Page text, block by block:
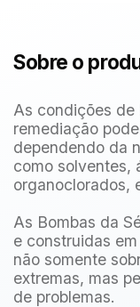
Sobre o
As condições de
remediação
dependendo da
como solventes,
organoclorados,
As Bombas da
e construidas
não somente
extremas, mas
de problemas.